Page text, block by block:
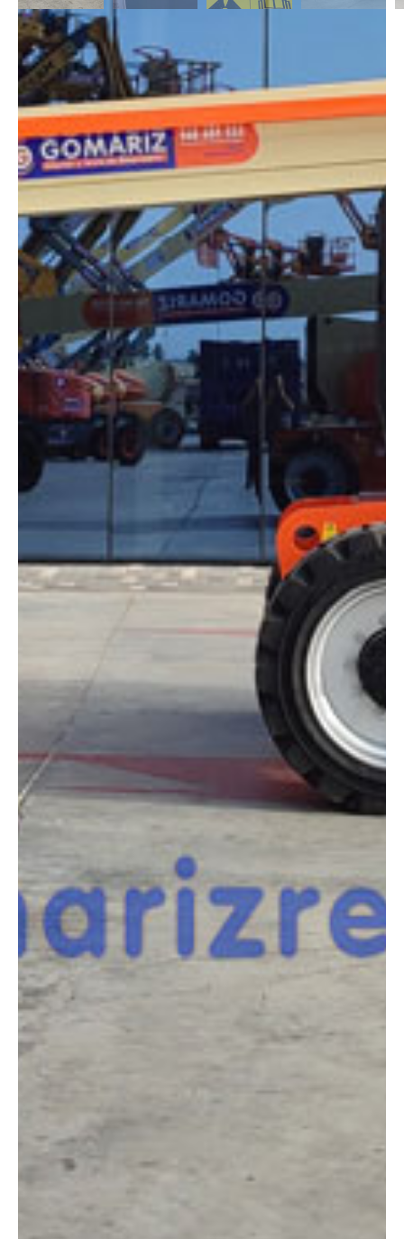
DESCRIPCIÓN
Las Articuladas Diésel son muy útil para trabajos en exterior ya que son
capaces de moverse en casi cualquier terreno y superar pendientes con
un desnivel notable. Capaces de alcanzar alturas de 12m a 43m.
DIMENSIONES
Altura:26 metros
Altura plataforma:24.38 m
Altura de trabajo:26.38 m
Alcance lateral:15.80 m
Altura almacenaje:3.00 m
Longitud:11.13 m
Anchura:2.44 m
15600 kg
ESPECIFICACIONES TÉCNICAS
Motor:
¿Tienes dudas a la hora de elegir la máquina que
Compara esta y otras máquinas desde el siguiente botón o ponte
en contacto con nosotros para un asesoramiento más personal.
¿Te interesa
esta máquina?
Rellena este formulario y recibiremos tu solicitud
sobre esta máquina para ponernos en contacto
directo contigo.
Jlg 800AJ